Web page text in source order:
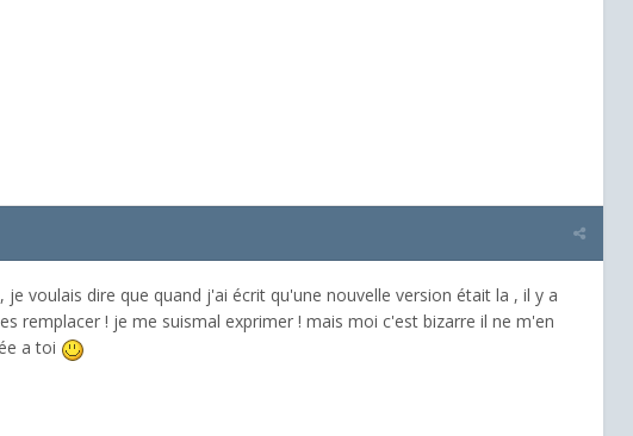
voulais dire que quand j'ai écrit qu'une nouvelle version était la , il y a
remplacer ! je me suismal exprimer ! mais moi c'est bizarre il ne m'en
a toi